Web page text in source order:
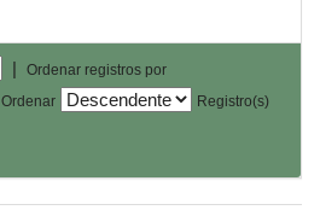
|
Ordenar registros por
Ordenar
Registro(s)